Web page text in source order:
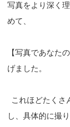
写真をより深く
めて、
【写真であなた
げました。
これほどたくさ
し、具体的に撮